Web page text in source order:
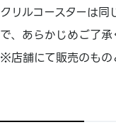
クリルコースターは
で、あらかじめご了承
※店舗にて販売のもの